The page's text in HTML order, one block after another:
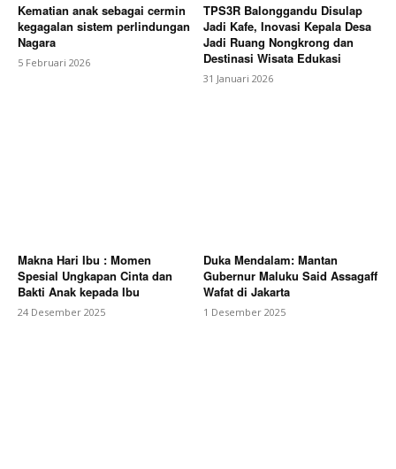
Kematian anak sebagai cermin
kegagalan sistem perlindungan
Nagara
5 Februari 2026
TPS3R Balonggandu Disulap
Jadi Kafe, Inovasi Kepala Desa
Jadi Ruang Nongkrong dan
Destinasi Wisata Edukasi
31 Januari 2026
Makna Hari Ibu : Momen
Spesial Ungkapan Cinta dan
Bakti Anak kepada Ibu
24 Desember 2025
Duka Mendalam: Mantan
Gubernur Maluku Said Assagaff
Wafat di Jakarta
1 Desember 2025